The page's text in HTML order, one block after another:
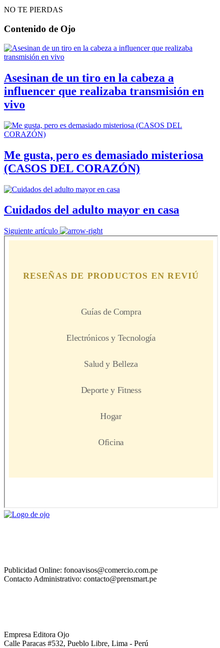
NO TE PIERDAS
Contenido de Ojo
Asesinan de un tiro en la cabeza a
influencer que realizaba transmisión en
vivo
Me gusta, pero es demasiado misteriosa
(CASOS DEL CORAZÓN)
Cuidados del adulto mayor en casa
Siguiente artículo
Publicidad Online: fonoavisos@comercio.com.pe
Contacto Administrativo: contacto@prensmart.pe
Empresa Editora Ojo
Calle Paracas #532, Pueblo Libre, Lima - Perú